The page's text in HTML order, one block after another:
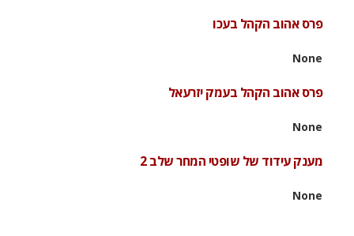
פרס אהוב הקהל בעכו
None
פרס אהוב הקהל בעמק יזרעאל
None
מענק עידוד של שופטי המחר שלב 2
None